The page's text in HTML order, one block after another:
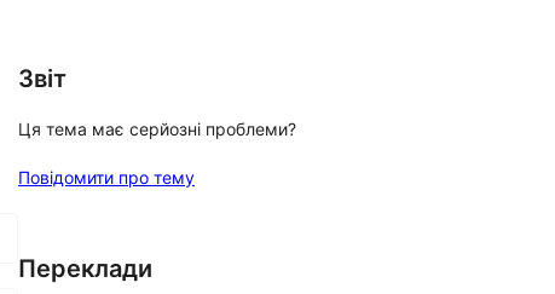
Звіт
Ця тема має серйозні проблеми?
Повідомити про тему
Переклади